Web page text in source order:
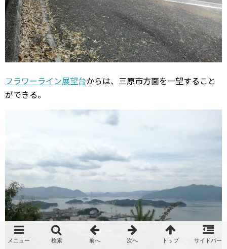
フラワーライン展望台からは、三原市方面を一望すること
ができる。